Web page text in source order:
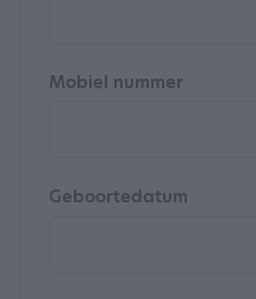
Mobiel nummer
Geboortedatum